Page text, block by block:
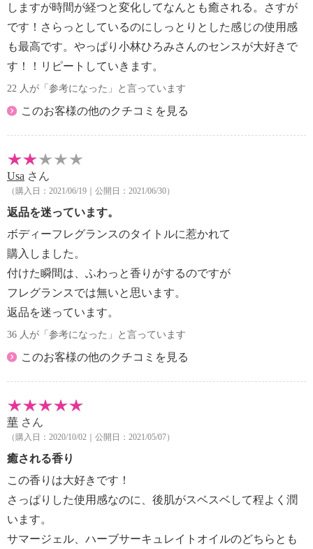
にハリを与えお肌の保護をするパシャンべ（ベルゲニ
アリグラタ根エキス）、お肌に潤いを与えるバオバブ
エキス（加水分解バオバブエキス）、ユズ果実エキ
ス、ハイブリッドローズ花エキス、お肌に潤いを与
え、お肌を保護する乳酸桿菌／ハイビスカス花発酵
液、コパラ（アルテロモナス培養液）、お肌にハリを
与えるツボクサエキスといった、こだわりの美容成分
ム、マリンソルト（フランス・ロワール産の塩田より
収穫された天然の海塩）を配合しています。
■香り：
・トップノート：マンダリンオレンジ果皮油（オーガ
ニック・イタリア産）、グレープフルーツ、オレンジ
・ミドルノート：ラベンダー、マジョラム（マヨラナ
葉油）
・ベースノート：サンダルウッド（ビャクダン油）、
フランキンセンス（ニュウコウジュ油）
・全体を甘くまろやかに：ハイブリッドローズ花エキ
ス（精油としてだけではなく、お肌に潤いを与える美
合しています。柑橘系のツンとした感覚をまろやかに
・マンダリン（マンダリンオレンジ果皮油）：甘くジ
ューシーな香りが特徴で、酸味が少なくやさしい香
り。イタリア産のオーガニックマンダリンを使用して
います。
・マジョラム（マヨラナ葉油）：スパイシーで温かみ
のある香り。幸せを象徴するハーブといわれ新郎新婦
の頭にマジョラムの花冠を乗せる風習もあったそう。
エジプト産のものを使用しています。
・サンダルウッド（ビャクダン油）：日本人にとって
しますが時間が経つと変化してなんとも癒される。さすが
です！さらっとしているのにしっとりとした感じの使用感
も最高です。やっぱり小林ひろみさんのセンスが大好きで
す！！リピートしていきます。
22 人が「参考になった」と言っています
このお客様の他のクチコミを見る
Usa さん
（購入日：2021/06/19｜公開日：2021/06/30）
返品を迷っています。
ボディーフレグランスのタイトルに惹かれて
購入しました。
付けた瞬間は、ふわっと香りがするのですが
フレグランスでは無いと思います。
返品を迷っています。
36 人が「参考になった」と言っています
このお客様の他のクチコミを見る
華 さん
（購入日：2020/10/02｜公開日：2021/05/07）
癒される香り
この香りは大好きです！
さっぱりした使用感なのに、後肌がスベスベして程よく潤
います。
サマージェル、ハーブサーキュレイトオイルのどちらとも